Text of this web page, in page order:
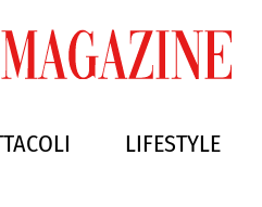
LIFESTYLE